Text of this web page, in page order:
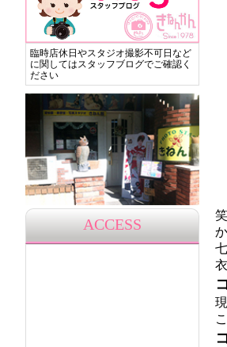
臨時店休日やスタジオ撮影不可日など
に関してはスタッフブログでご確認く
ださい
ACCESS